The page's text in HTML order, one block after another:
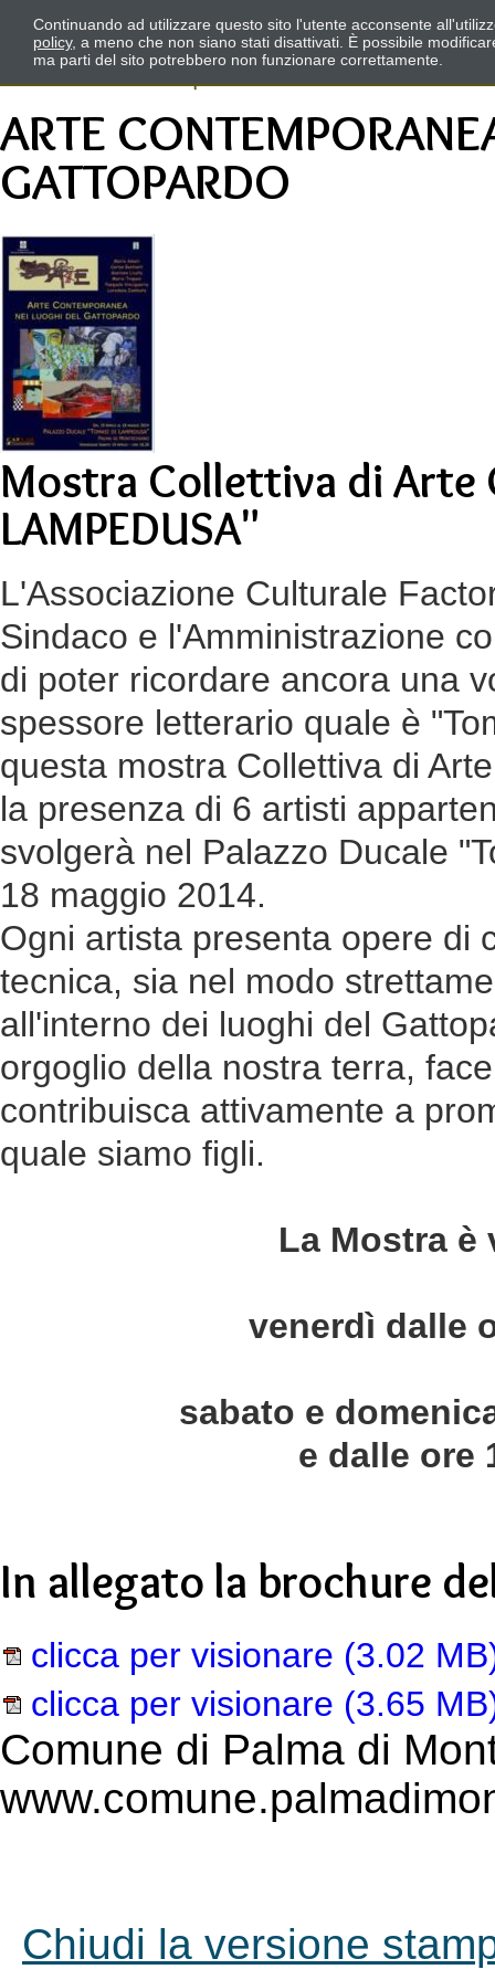
ARTE
GATTOPARDO
Mostra Collettiva di Arte
LAMPEDUSA"
L'Associazione Culturale
Sindaco e l'Amministrazione
di poter ricordare ancora una
spessore letterario quale è
questa mostra Collettiva di
la presenza di 6 artisti
svolgerà nel Palazzo Ducale
18 maggio 2014.
Ogni artista presenta opere di
tecnica, sia nel modo
all'interno dei luoghi del
orgoglio della nostra terra,
contribuisca attivamente a
quale siamo figli.
La Mostra è
venerdì dalle ore
sabato e domenica
e dalle ore 17,00
In allegato la brochure
clicca per visionare (3.02
clicca per visionare (3.65
Comune di Palma di
Chiudi la versione
Continuando ad utilizzare questo sito l'utente acconsente
policy, a meno che non siano stati disattivati. È possibile
ma parti del sito potrebbero non funzionare correttamente.